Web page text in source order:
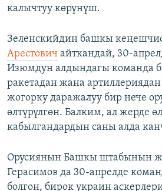
калычтуу көрүнүш.
Зеленскийдин башкы
Арестович айткандай, 30-
Изюмдун алдындагы команда
ракетадан жана артиллериядан
жогорку даражалуу бир нече
өлтүрүлгөн. Балким, ал жерде
кабылгандардын саны алда
Орусиянын Башкы штабынын
Герасимов да 30-апрелде
болгон, бирок украин